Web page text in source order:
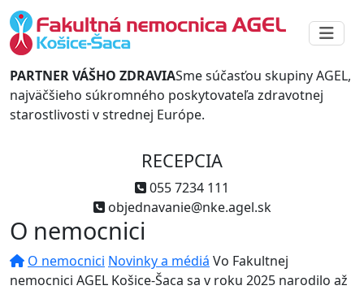
PARTNER VÁŠHO ZDRAVIASme súčasťou skupiny AGEL,
najväčšieho súkromného poskytovateľa zdravotnej
starostlivosti v strednej Európe.
RECEPCIA
055 7234 111
objednavanie@nke.agel.sk
O nemocnici
O nemocnici Novinky a médiá Vo Fakultnej
nemocnici AGEL Košice-Šaca sa v roku 2025 narodilo až